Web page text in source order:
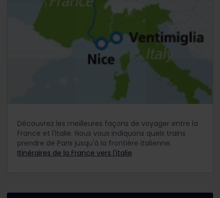
Découvrez les meilleures façons de voyager entre la
France et l'Italie. Nous vous indiquons quels trains
prendre de Paris jusqu'à la frontière italienne.
Itinéraires de la France vers l'Italie